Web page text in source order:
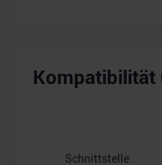
Kompatibilität
Schnittstelle